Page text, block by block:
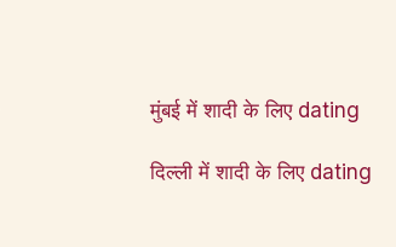
मुंबई में शादी के लिए dating
दिल्ली में शादी के लिए dating